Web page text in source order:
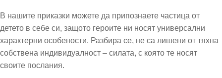
В нашите приказки можете да припознаете частица от
детето в себе си, защото героите ни носят универсални
характерни особености. Разбира се, не са лишени от тяхна
собствена индивидуалност – силата, с която те носят
своите послания.